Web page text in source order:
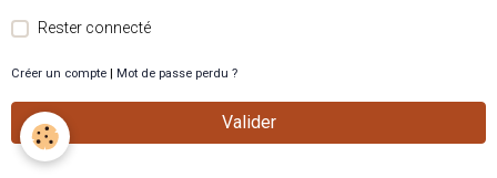
Rester connecté
Créer un compte | Mot de passe perdu ?
Valider